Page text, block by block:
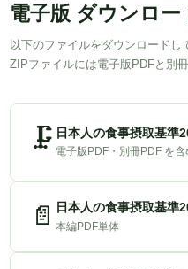
電子版 ダウンロー
以下のファイルをダウンロードし
ZIPファイルには電子版PDFと別
🗜️ 日本人の食事摂取基準
電子版PDF・別冊PDF を
📄日本人の食事摂取基準
本編PDF単体